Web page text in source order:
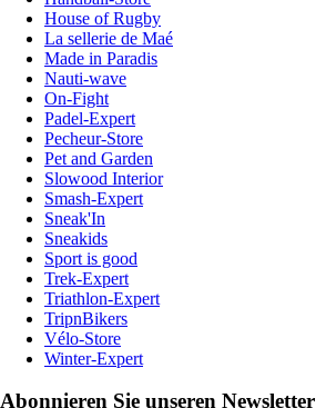
House of Rugby
La sellerie de Maé
Made in Paradis
Nauti-wave
On-Fight
Padel-Expert
Pecheur-Store
Pet and Garden
Slowood Interior
Smash-Expert
Sneak'In
Sneakids
Sport is good
Trek-Expert
Triathlon-Expert
TripnBikers
Vélo-Store
Winter-Expert
Abonnieren Sie unseren Newsletter